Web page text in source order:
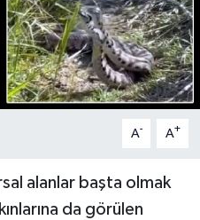
A- A+
alanlar başta olmak
da görülen